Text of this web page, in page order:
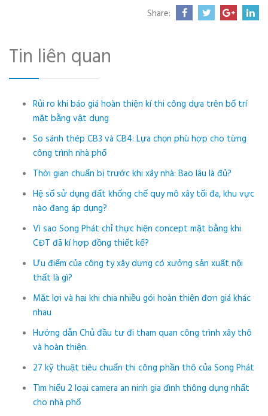
Share:
Tin liên quan
Rủi ro khi báo giá hoàn thiện kí thi công dựa trên bố trí
mặt bằng vật dụng
So sánh thép CB3 và CB4: Lựa chọn phù hợp cho từng
công trình nhà phố
Thời gian chuẩn bị trước khi xây nhà: Bao lâu là đủ?
Hệ số sử dụng đất khống chế quy mô xây tối đa, khu vực
nào đang áp dụng?
Vì sao Song Phát chỉ thực hiện concept mặt bằng khi
CĐT đã kí hợp đồng thiết kế?
Ưu điểm của công ty xây dựng có xưởng sản xuất nội
thất là gì?
Mặt lợi và hại khi chia nhiều gói hoàn thiện đơn giá khác
nhau
Hướng dẫn Chủ đầu tư đi tham quan công trình xây thô
và hoàn thiện.
27 kỹ thuật tiêu chuẩn thi công phần thô của Song Phát
Tìm hiểu 2 loại camera an ninh gia đình thông dụng nhất
cho nhà phố